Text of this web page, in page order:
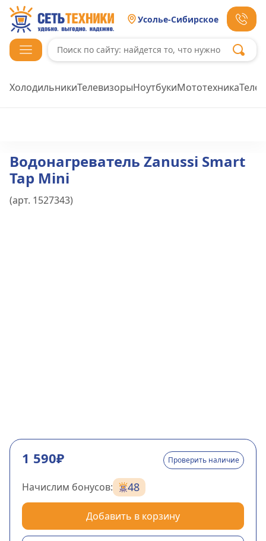
Усолье-Сибирское
ХолодильникиТелевизорыНоутбукиМототехника
Водонагреватель Zanussi Smart
Tap Mini
(арт. 1527343)
1 590₽ Проверить наличие
Начислим бонусов: 48
Добавить в корзину